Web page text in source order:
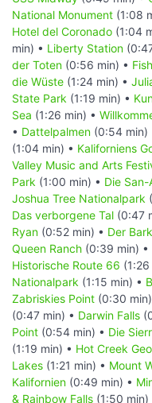
National Monument (1:08
Hotel del Coronado (1:04
min) • Liberty Station
der Toten (0:56 min) •
die Wüste (1:24 min) •
State Park (1:19 min) •
Sea (1:26 min) •
• Dattelpalmen (0:54 min)
(1:04 min) • Kaliforniens
Valley Music and Arts
Park (1:00 min) • Die
Joshua Tree Nationalpark
Das verborgene Tal (0:47
Ryan (0:52 min) • Der
Queen Ranch (0:39 min) •
Historische Route 66 (1:26
Nationalpark (1:15 min) •
Zabriskies Point (0:30
(0:47 min) • Darwin Falls
Point (0:54 min) • Die
(1:19 min) • Hot Creek
Lakes (1:21 min) • Mount
Kalifornien (0:49 min) •
& Rainbow Falls (1:50 min)